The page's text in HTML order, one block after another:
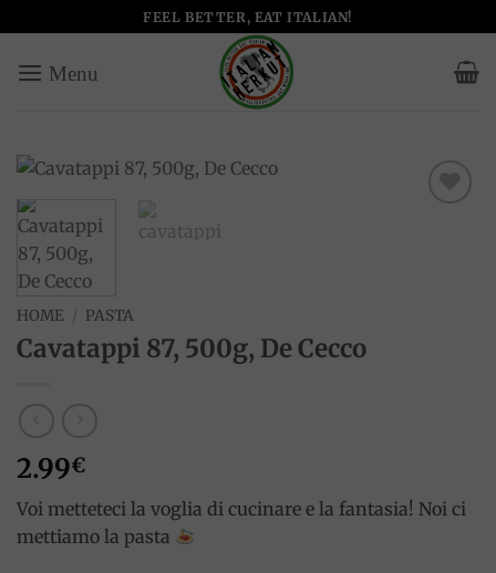
ai
contenuti
FEEL BETTER, EAT ITALIAN!
HOME / PASTA
Cavatappi 87, 500g, De Cecco
2.99€
Voi metteteci la voglia di cucinare e la fantasia! Noi ci
mettiamo la pasta